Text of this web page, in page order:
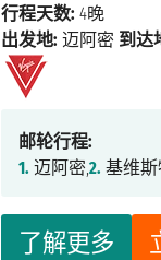
了解更多
行程天数: 4晚
出发地: 迈阿密 到达
邮轮行程:
1. 迈阿密,2. 基维斯